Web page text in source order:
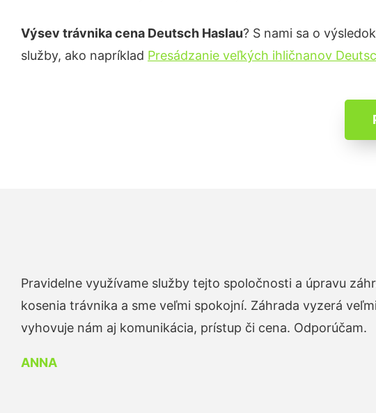
Výsev trávnika cena Deutsch Haslau? S nami sa o
služby, ako napríklad Presádzanie veľkých ihličnanov
Pravidelne využívame služby tejto spoločnosti a úpravu
kosenia trávnika a sme veľmi spokojní. Záhrada vyzerá
vyhovuje nám aj komunikácia, prístup či cena. Odporúčam.
ANNA